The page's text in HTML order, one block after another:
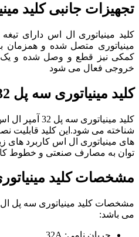
تجهیزات جانبی کلید
کلید مینیاتوری ال اس دارای
مینیاتوری متصل شده و
کمکی نیز قطع و وصل شده و یک
خروجی فعال می شود
کلید مینیاتوری سه پل 32 آمپر ال اس
شناخته می شود.این کلید قابلیت
های مینیاتوری ال اس کاربرد های
توان به مصارف صنعتی و خطوط
مشخصاتکلید
می باشد: